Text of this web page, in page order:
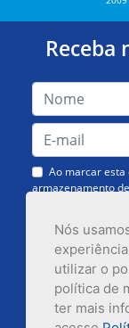
Nós
utilizar o
política de
ter mais
Receba
Ao marcar esta
armazenamento